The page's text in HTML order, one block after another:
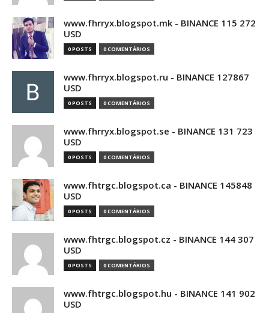
www.fhrryx.blogspot.mk - BINANCE 115 272
USD
0 POSTS 0 COMENTÁRIOS
www.fhrryx.blogspot.ru - BINANCE 127867
USD
0 POSTS 0 COMENTÁRIOS
www.fhrryx.blogspot.se - BINANCE 131 723
USD
0 POSTS 0 COMENTÁRIOS
www.fhtrgc.blogspot.ca - BINANCE 145848
USD
0 POSTS 0 COMENTÁRIOS
www.fhtrgc.blogspot.cz - BINANCE 144 307
USD
0 POSTS 0 COMENTÁRIOS
www.fhtrgc.blogspot.hu - BINANCE 141 902
USD